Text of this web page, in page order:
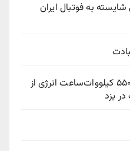
به فوتبال ایران
احصا دو میلیون و ۵۰۹ هزار و ۵۵۰ کیلووات‌ساعت انرژی از
یزد